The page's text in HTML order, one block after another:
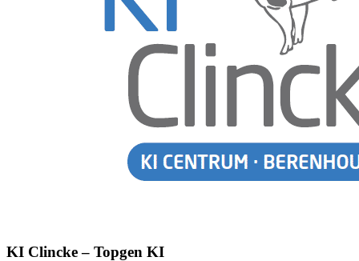
KI Clincke – Topgen KI